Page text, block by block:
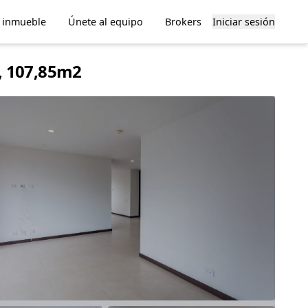
Únete al equipo Brokers Iniciar sesión